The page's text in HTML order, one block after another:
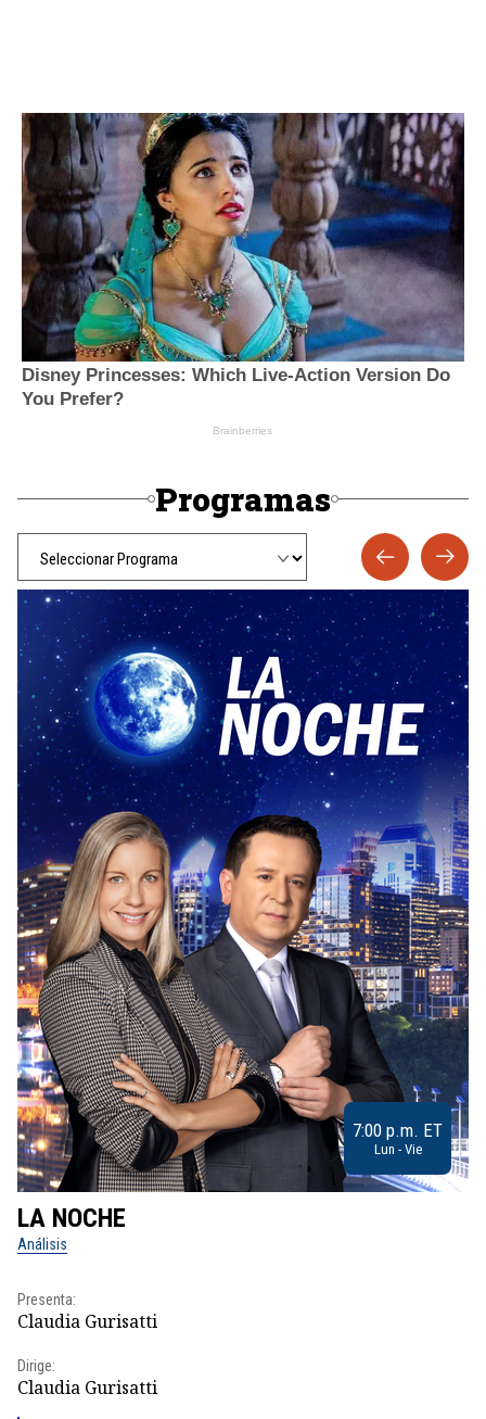
Programas
7:00 p.m. ET
Lun - Vie
LA NOCHE
Análisis
Presenta:
Claudia Gurisatti
Dirige:
Claudia Gurisatti